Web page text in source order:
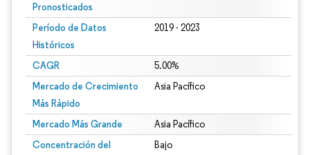
Pronosticados
Período de Datos
Históricos
2019 - 2023
CAGR 5.00%
Mercado de Crecimiento
Más Rápido
Asia Pacífico
Mercado Más Grande Asia Pacífico
Concentración del
Bajo